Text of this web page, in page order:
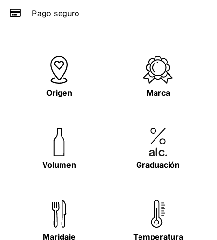
Pago seguro
Origen Marca
Volumen Graduación
Maridaje
Temperatura